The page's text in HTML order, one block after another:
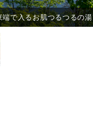
で入るお肌つるつるの湯